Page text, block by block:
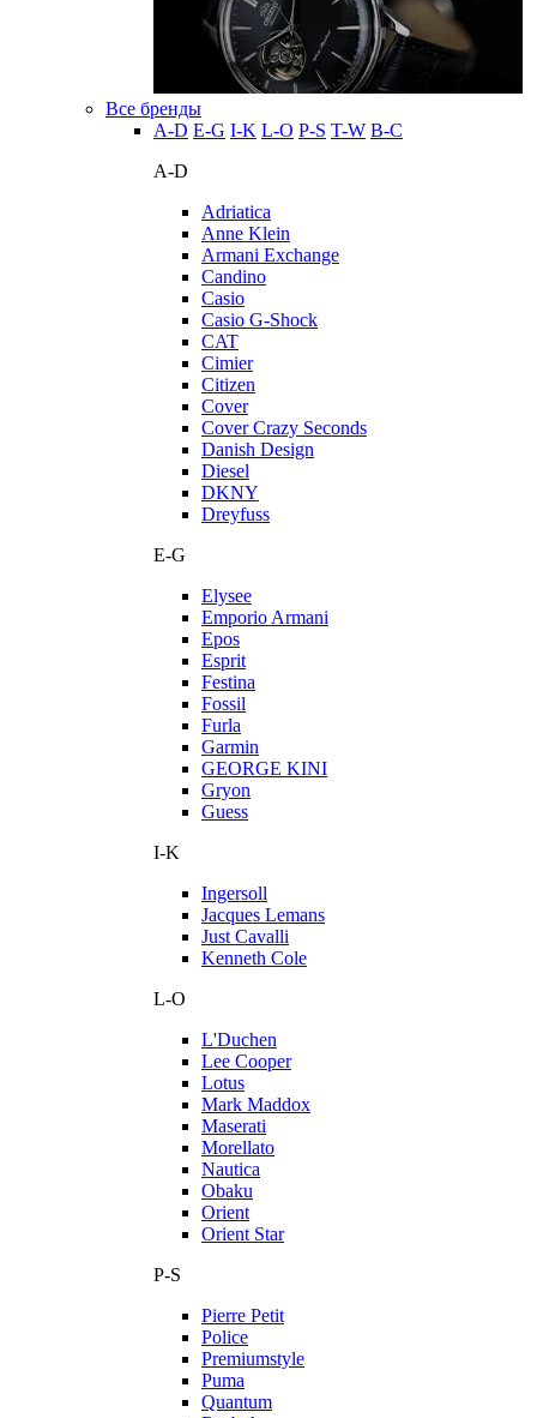
Все бренды
A-D E-G I-K L-O P-S T-W В-С
A-D
Adriatica
Anne Klein
Armani Exchange
Candino
Casio
Casio G-Shock
CAT
Cimier
Citizen
Cover
Cover Crazy Seconds
Danish Design
Diesel
DKNY
Dreyfuss
E-G
Elysee
Emporio Armani
Epos
Esprit
Festina
Fossil
Furla
Garmin
GEORGE KINI
Gryon
Guess
I-K
Ingersoll
Jacques Lemans
Just Cavalli
Kenneth Cole
L-O
L'Duchen
Lee Cooper
Lotus
Mark Maddox
Maserati
Morellato
Nautica
Obaku
Orient
Orient Star
P-S
Pierre Petit
Police
Premiumstyle
Puma
Quantum